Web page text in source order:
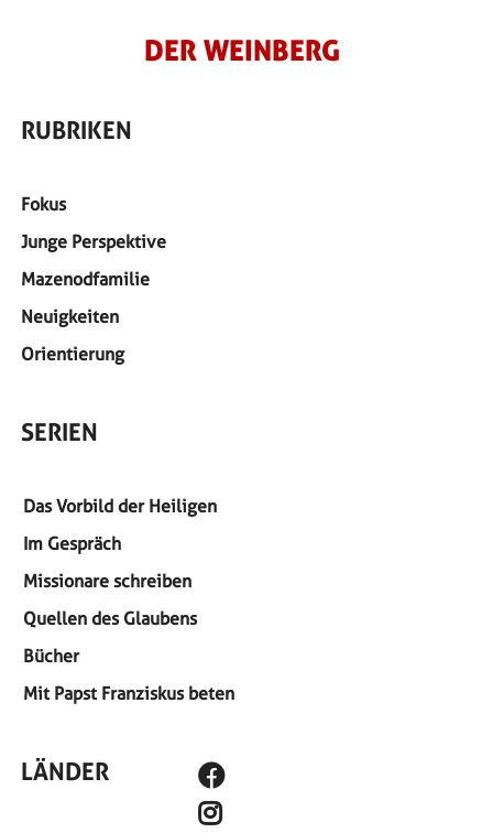
DER WEINBERG
RUBRIKEN
Fokus
Junge Perspektive
Mazenodfamilie
Neuigkeiten
Orientierung
SERIEN
Das Vorbild der Heiligen
Im Gespräch
Missionare schreiben
Quellen des Glaubens
Bücher
Mit Papst Franziskus beten
LÄNDER SOCIAL MEDIA